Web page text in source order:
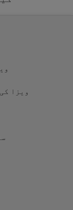
ویزا